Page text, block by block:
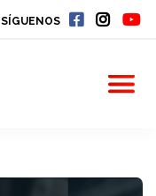
SÍGUENOS